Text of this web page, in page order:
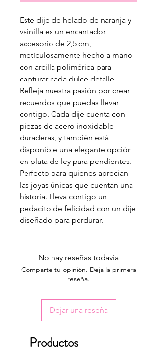
Este dije de helado de naranja y
vainilla es un encantador
accesorio de 2,5 cm,
meticulosamente hecho a mano
con arcilla polimérica para
capturar cada dulce detalle.
Refleja nuestra pasión por crear
recuerdos que puedas llevar
contigo. Cada dije cuenta con
piezas de acero inoxidable
duraderas, y también está
disponible una elegante opción
en plata de ley para pendientes.
Perfecto para quienes aprecian
las joyas únicas que cuentan una
historia. Lleva contigo un
pedacito de felicidad con un dije
diseñado para perdurar.
No hay reseñas todavía
Comparte tu opinión. Deja la primera
reseña.
Dejar una reseña
Productos